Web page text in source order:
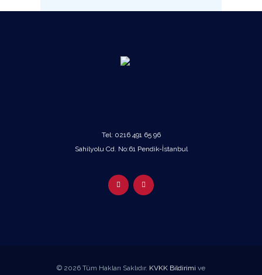
Tel: 0216 491 65 96
Sahilyolu Cd. No:61 Pendik-İstanbul
© 2026 Tüm Hakları Saklıdır. KVKK Bildirimi ve